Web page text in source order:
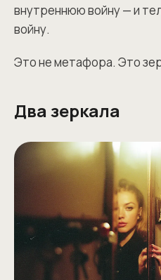
внутреннюю войну — и
войну.
Это не метафора. Это
Два зеркала